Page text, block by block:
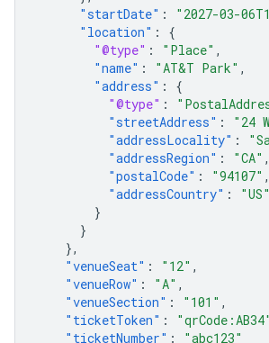
"startDate" : "2027-03-
"location" :
{
"@type" : "Place" ,
"name" : "AT&T Park" ,
"address" :
{
"@type" :
"streetAddress" : "24
"addressLocality" :
"addressRegion" : "CA" ,
"postalCode" : "94107" ,
"addressCountry" :
"US"
}
}
},
"venueSeat" : "12" ,
"venueRow" : "A" ,
"venueSection" : "101" ,
"ticketToken" : "qrCode:AB34"
"ticketNumber" : "abc123"